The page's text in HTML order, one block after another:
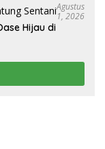
Agustus
1, 2026
Hijau di